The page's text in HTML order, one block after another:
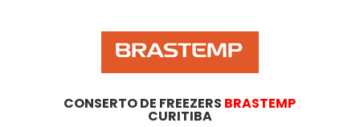
CONSERTO DE FREEZERS BRASTEMP
CURITIBA